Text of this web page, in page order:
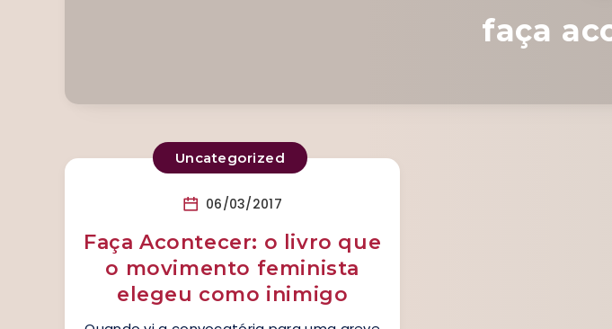
faça
Uncategorized
06/03/2017
Faça Acontecer: o livro que
o movimento feminista
elegeu como inimigo